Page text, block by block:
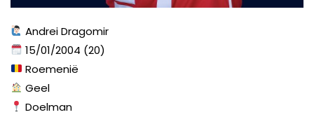
Andrei Dragomir
15/01/2004 (20)
Roemenië
Geel
Doelman